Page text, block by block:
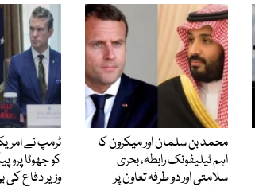
محمد بن سلمان اور میکرون کا
اہم ٹیلیفونک رابطہ، بحری
سلامتی اور دو طرفہ تعاون پر
ٹرمپ نے
کو جھوٹا
وزیر دفاع کی